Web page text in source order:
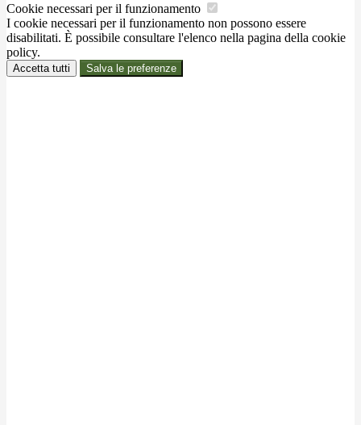
Cookie necessari per il funzionamento
I cookie necessari per il funzionamento non possono essere
disabilitati. È possibile consultare l'elenco nella pagina della cookie
policy.
Accetta tutti Salva le preferenze